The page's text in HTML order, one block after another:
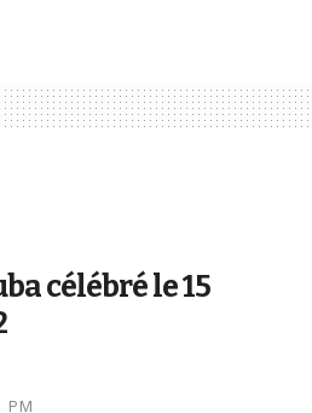
célébré le 15
PM